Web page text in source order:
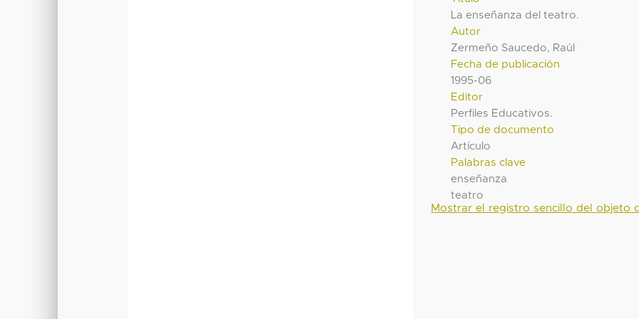
La enseñanza del teatro.
Autor
Zermeño Saucedo, Raúl
Fecha de publicación
1995-06
Editor
Perfiles Educativos.
Tipo de documento
Artículo
Palabras clave
enseñanza
teatro
Mostrar el registro sencillo del objeto